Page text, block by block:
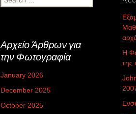
for:
Η
της
Αρχείο Άρθρων για
την Φωτογραφία
January 2026
December 2025
October 2025